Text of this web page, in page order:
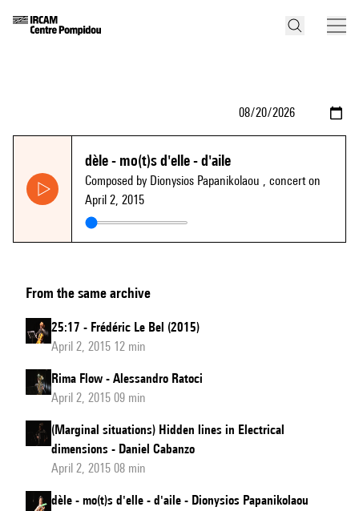
dèle - mo(t)s d'elle - d'aile
Composed by Dionysios Papanikolaou , concert on
April 2, 2015
From the same archive
25:17 - Frédéric Le Bel (2015)
April 2, 2015 12 min
Rima Flow - Alessandro Ratoci
April 2, 2015 09 min
(Marginal situations) Hidden lines in Electrical
dimensions - Daniel Cabanzo
April 2, 2015 08 min
dèle - mo(t)s d'elle - d'aile - Dionysios Papanikolaou